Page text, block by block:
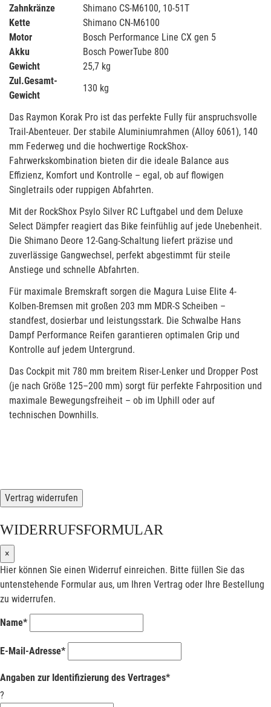
Zahnkränze
Shimano CS-M6100, 10-51T
Kette
Shimano CN-M6100
Motor
Bosch Performance Line CX gen 5
Akku
Bosch PowerTube 800
Gewicht
25,7 kg
Zul.Gesamt-
Gewicht
130 kg
Das Raymon Korak Pro ist das perfekte Fully für anspruchsvolle
Trail-Abenteuer. Der stabile Aluminiumrahmen (Alloy 6061), 140
mm Federweg und die hochwertige RockShox-
Fahrwerkskombination bieten dir die ideale Balance aus
Effizienz, Komfort und Kontrolle – egal, ob auf flowigen
Singletrails oder ruppigen Abfahrten.
Mit der RockShox Psylo Silver RC Luftgabel und dem Deluxe
Select Dämpfer reagiert das Bike feinfühlig auf jede Unebenheit.
Die Shimano Deore 12-Gang-Schaltung liefert präzise und
zuverlässige Gangwechsel, perfekt abgestimmt für steile
Anstiege und schnelle Abfahrten.
Für maximale Bremskraft sorgen die Magura Luise Elite 4-
Kolben-Bremsen mit großen 203 mm MDR-S Scheiben –
standfest, dosierbar und leistungsstark. Die Schwalbe Hans
Dampf Performance Reifen garantieren optimalen Grip und
Kontrolle auf jedem Untergrund.
Das Cockpit mit 780 mm breitem Riser-Lenker und Dropper Post
(je nach Größe 125–200 mm) sorgt für perfekte Fahrposition und
maximale Bewegungsfreiheit – ob im Uphill oder auf
technischen Downhills.
Vertrag widerrufen
WIDERRUFSFORMULAR
×
Hier können Sie einen Widerruf einreichen. Bitte füllen Sie das
untenstehende Formular aus, um Ihren Vertrag oder Ihre Bestellung
zu widerrufen.
Name*
E-Mail-Adresse*
Angaben zur Identifizierung des Vertrages*
?